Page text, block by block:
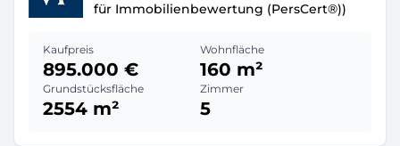
für Immobilienbewertung (PersCert®))
Kaufpreis
895.000 €
Wohnfläche
160 m²
Grundstücksfläche
2554 m²
Zimmer
5